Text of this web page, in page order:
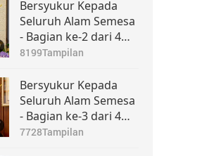
Bersyukur Kepada
Seluruh Alam Semesa
- Bagian ke-2 dari 4
seri
8199Tampilan
Bersyukur Kepada
Seluruh Alam Semesa
- Bagian ke-3 dari 4
seri
7728Tampilan